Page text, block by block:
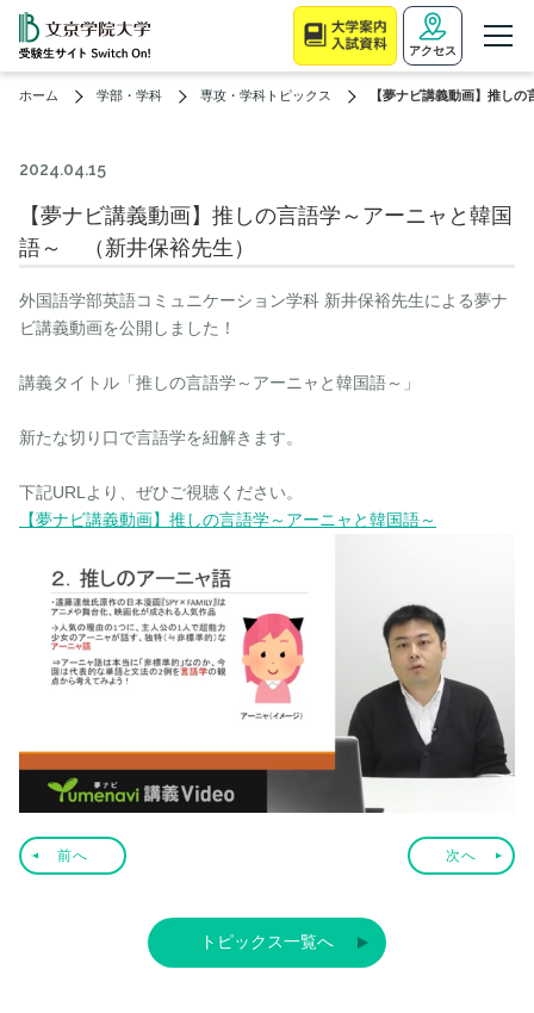
アクセス
ホーム 学部・学科 専攻・学科トピックス 【夢ナビ講義動画】推し
2024.04.15
【夢ナビ講義動画】推しの言語学～アーニャと韓国
語～ （新井保裕先生）
外国語学部英語コミュニケーション学科 新井保裕先生による夢ナ
ビ講義動画を公開しました！
講義タイトル「推しの言語学～アーニャと韓国語～」
新たな切り口で言語学を紐解きます。
下記URLより、ぜひご視聴ください。
【夢ナビ講義動画】推しの言語学～アーニャと韓国語～
前へ 次へ
トピックス一覧へ